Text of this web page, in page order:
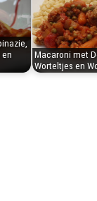
Macaroni met
Worteltjes en